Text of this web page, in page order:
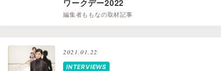
ワークデー2022
編集者ももなの取材記事
2021.01.22
INTERVIEWS